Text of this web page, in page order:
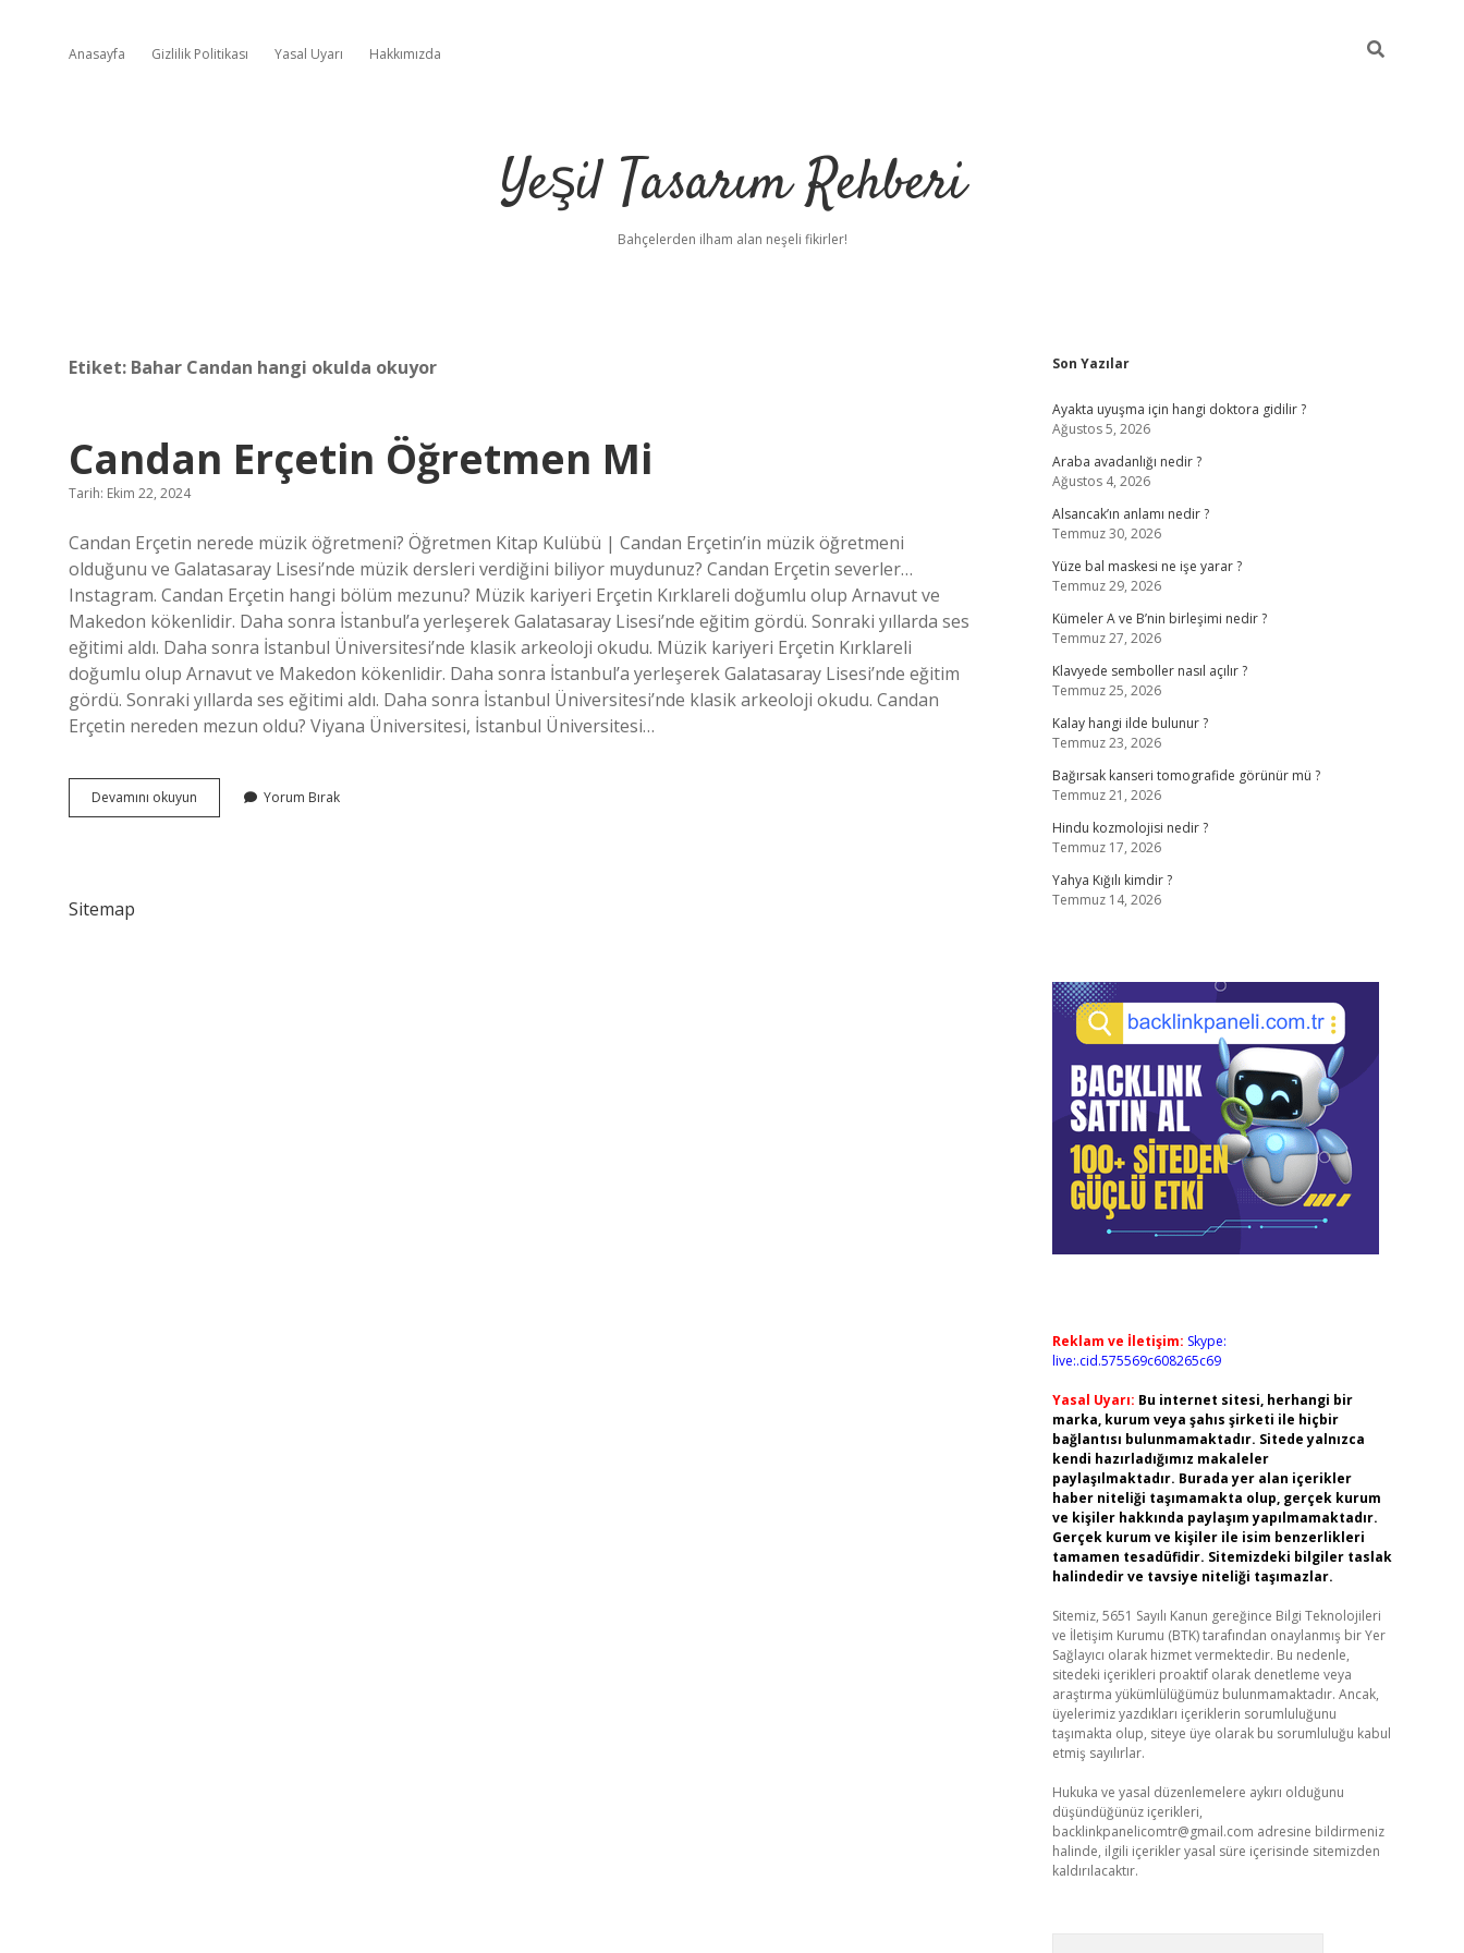
Anasayfa Gizlilik Politikası Yasal Uyarı Hakkımızda
Yeşil Tasarım Rehberi
Bahçelerden ilham alan neşeli fikirler!
Etiket: Bahar Candan hangi okulda okuyor
Candan Erçetin Öğretmen Mi
Tarih: Ekim 22, 2024
Candan Erçetin nerede müzik öğretmeni? Öğretmen Kitap Kulübü | Candan Erçetin’in müzik öğretmeni
olduğunu ve Galatasaray Lisesi’nde müzik dersleri verdiğini biliyor muydunuz? Candan Erçetin severler…
Instagram. Candan Erçetin hangi bölüm mezunu? Müzik kariyeri Erçetin Kırklareli doğumlu olup Arnavut ve
Makedon kökenlidir. Daha sonra İstanbul’a yerleşerek Galatasaray Lisesi’nde eğitim gördü. Sonraki yıllarda ses
eğitimi aldı. Daha sonra İstanbul Üniversitesi’nde klasik arkeoloji okudu. Müzik kariyeri Erçetin Kırklareli
doğumlu olup Arnavut ve Makedon kökenlidir. Daha sonra İstanbul’a yerleşerek Galatasaray Lisesi’nde eğitim
gördü. Sonraki yıllarda ses eğitimi aldı. Daha sonra İstanbul Üniversitesi’nde klasik arkeoloji okudu. Candan
Erçetin nereden mezun oldu? Viyana Üniversitesi, İstanbul Üniversitesi…
Devamını okuyun
Erçetin
Yorum Bırak
Sitemap
Sidebar
Son Yazılar
Ayakta uyuşma için hangi doktora gidilir ?
Ağustos 5, 2026
Araba avadanlığı nedir ?
Ağustos 4, 2026
Alsancak’ın anlamı nedir ?
Temmuz 30, 2026
Yüze bal maskesi ne işe yarar ?
Temmuz 29, 2026
Kümeler A ve B’nin birleşimi nedir ?
Temmuz 27, 2026
Klavyede semboller nasıl açılır ?
Temmuz 25, 2026
Kalay hangi ilde bulunur ?
Temmuz 23, 2026
Bağırsak kanseri tomografide görünür mü ?
Temmuz 21, 2026
Hindu kozmolojisi nedir ?
Temmuz 17, 2026
Yahya Kığılı kimdir ?
Temmuz 14, 2026
Reklam ve İletişim: Skype:
live:.cid.575569c608265c69
Yasal Uyarı: Bu internet sitesi, herhangi bir
marka, kurum veya şahıs şirketi ile hiçbir
bağlantısı bulunmamaktadır. Sitede yalnızca
kendi hazırladığımız makaleler
paylaşılmaktadır. Burada yer alan içerikler
haber niteliği taşımamakta olup, gerçek kurum
ve kişiler hakkında paylaşım yapılmamaktadır.
Gerçek kurum ve kişiler ile isim benzerlikleri
tamamen tesadüfidir. Sitemizdeki bilgiler taslak
halindedir ve tavsiye niteliği taşımazlar.
Sitemiz, 5651 Sayılı Kanun gereğince Bilgi Teknolojileri
ve İletişim Kurumu (BTK) tarafından onaylanmış bir Yer
Sağlayıcı olarak hizmet vermektedir. Bu nedenle,
sitedeki içerikleri proaktif olarak denetleme veya
araştırma yükümlülüğümüz bulunmamaktadır. Ancak,
üyelerimiz yazdıkları içeriklerin sorumluluğunu
taşımakta olup, siteye üye olarak bu sorumluluğu kabul
etmiş sayılırlar.
Hukuka ve yasal düzenlemelere aykırı olduğunu
düşündüğünüz içerikleri,
backlinkpanelicomtr@gmail.com adresine bildirmeniz
halinde, ilgili içerikler yasal süre içerisinde sitemizden
kaldırılacaktır.